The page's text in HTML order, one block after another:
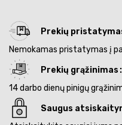
Prekių
Nemokamas pristatymas į
Prekių grąžinimas
14 darbo dienų pinigų
Saugus